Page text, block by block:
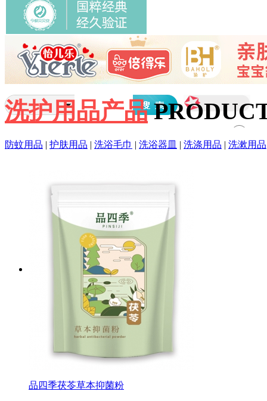
洗护用品产品
防蚊用品 | 护肤用品 | 洗浴毛巾 | 洗浴器皿 | 洗涤用品 | 洗漱用品
品四季茯苓草本抑菌粉